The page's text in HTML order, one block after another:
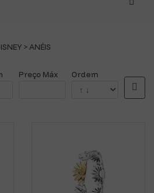
>ANÉIS
Preço Máx Ordem